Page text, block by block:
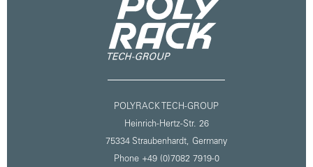
POLYRACK TECH-GROUP
Heinrich-Hertz-Str. 26
75334 Straubenhardt, Germany
Phone +49 (0)7082 7919-0